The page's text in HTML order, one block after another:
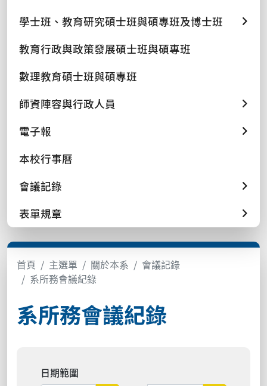
學士班、教育研究碩士班與碩專班及博士班
教育行政與政策發展碩士班與碩專班
數理教育碩士班與碩專班
師資陣容與行政人員
電子報
本校行事曆
會議記錄
表單規章
首頁 主選單 關於本系
會議記錄
系所務會議紀錄
系所務會議紀錄
日期範圍